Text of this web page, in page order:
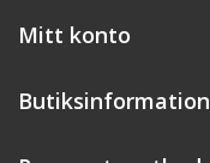
Mitt konto
Butiksinformation